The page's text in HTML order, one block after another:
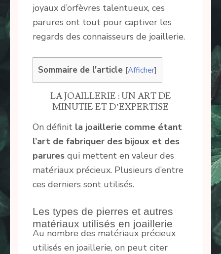
joyaux d’orfèvres talentueux, ces
parures ont tout pour captiver les
regards des connaisseurs de joaillerie.
Sommaire de l'article [Afficher]
LA JOAILLERIE : UN ART DE
MINUTIE ET D’EXPERTISE
On définit la joaillerie comme étant
l’art de fabriquer des bijoux et des
parures qui mettent en valeur des
matériaux précieux. Plusieurs d’entre
ces derniers sont utilisés.
Les types de pierres et autres
matériaux utilisés en joaillerie
Au nombre des matériaux précieux
utilisés en joaillerie, on peut citer